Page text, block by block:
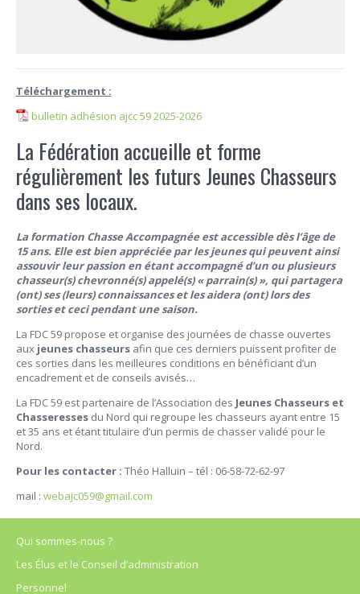
Téléchargement :
bulletin adhésion ajcc 59 2025-2026
La Fédération accueille et forme
régulièrement les futurs Jeunes Chasseurs
dans ses locaux.
La formation Chasse Accompagnée est accessible dès l’âge de
15 ans. Elle est bien appréciée par les jeunes qui peuvent ainsi
assouvir leur passion en étant accompagné d’un ou plusieurs
chasseur(s) chevronné(s) appelé(s) « parrain(s) », qui partagera
(ont) ses (leurs) connaissances et les aidera (ont) lors des
sorties et ceci pendant une saison.
La FDC 59 propose et organise des journées de chasse ouvertes
aux jeunes chasseursafin que ces derniers puissent profiter de
ces sorties dans les meilleures conditions en bénéficiant d’un
encadrement et de conseils avisés…
La FDC 59 est partenaire de l’Association des Jeunes Chasseurs et
Chasseressesdu Nord qui regroupe les chasseurs ayant entre 15
et 35 ans et étant titulaire d’un permis de chasser validé pour le
Nord.
Pour les contacter : Théo Halluin – tél : 06-58-72-62-97
mail : webajc059@gmail.com
Qui sommes-nous ?
Les Élus et le Conseil d’administration
Personnel